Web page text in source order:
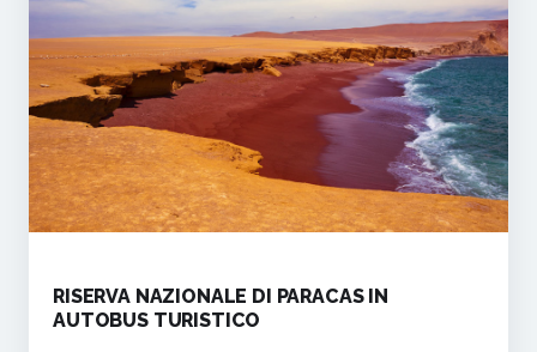
RISERVA NAZIONALE DI PARACAS IN
AUTOBUS TURISTICO